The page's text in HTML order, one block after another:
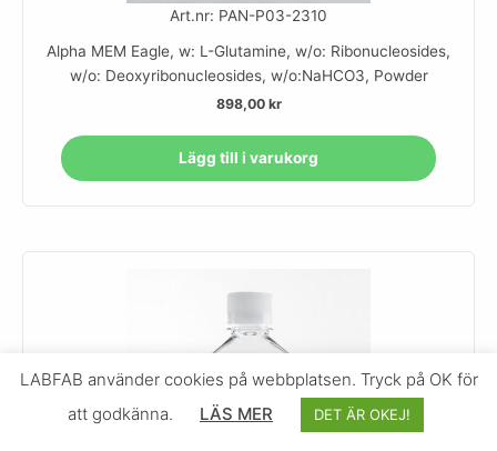
Art.nr: PAN-P03-2310
Alpha MEM Eagle, w: L-Glutamine, w/o: Ribonucleosides,
w/o: Deoxyribonucleosides, w/o:NaHCO3, Powder
898,00 kr
Lägg till i varukorg
LABFAB använder cookies på webbplatsen. Tryck på OK för
att godkänna.
LÄS MER DET ÄR OKEJ!